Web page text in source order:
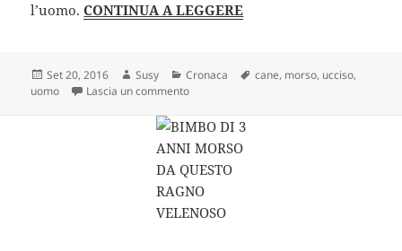
l’uomo.CONTINUA A LEGGERE
Scritto
il
Set 20, 2016 Autore
Susy Categorie
Cronaca Tag
cane, morso, ucciso,
uomo
Lascia un commentosu Ucciso dal cane mentre riposa sul